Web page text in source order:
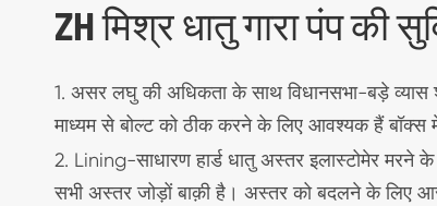
ZH मिश्र धातु गारा पंप की
1. असर लघु की अधिकता के साथ विधानसभा-बड़े
माध्यम से बोल्ट को ठीक करने के लिए आवश्यक हैं
2. Lining-साधारण हार्ड धातु अस्तर इलास्टोमेर मरने
सभी अस्तर जोड़ों बाक़ी है। अस्तर को बदलने के लिए